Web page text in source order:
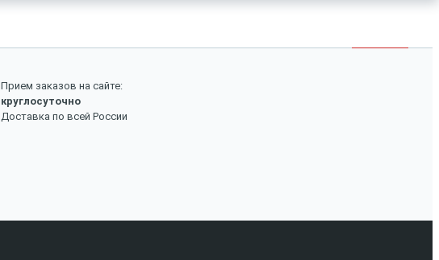
Прием заказов на сайте:
круглосуточно
Доставка по всей России